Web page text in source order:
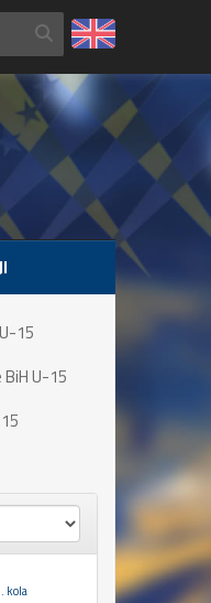
15
U-15
kola